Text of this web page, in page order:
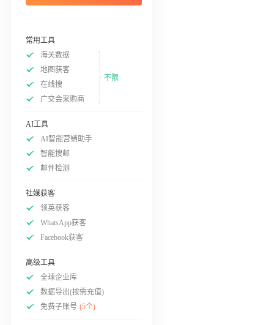
常用工具
海关数据
地图获客
在线搜
广交会采购商
不限
AI工具
AI智能营销助手
智能搜邮
邮件检测
社媒获客
领英获客
WhatsApp获客
Facebook获客
高级工具
全球企业库
数据导出(按需充值)
免费子账号 (5个)